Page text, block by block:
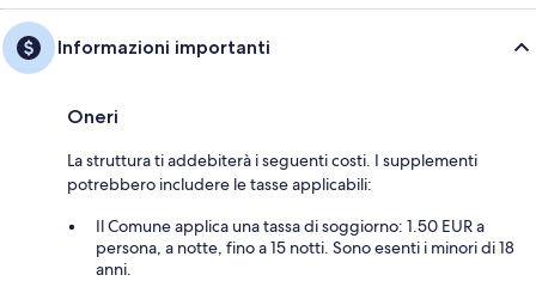
Informazioni importanti
Oneri
La struttura ti addebiterà i seguenti costi. I supplementi
potrebbero includere le tasse applicabili:
Il Comune applica una tassa di soggiorno: 1.50 EUR a
persona, a notte, fino a 15 notti. Sono esenti i minori di 18
anni.